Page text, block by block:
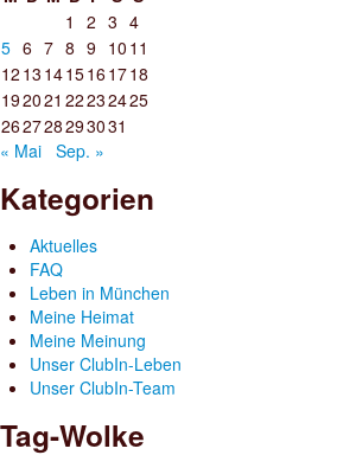
1
2 3 4
5 6 7 8 9 10 11
12 13 141516 1718
192021 22232425
262728293031
« Mai Sep. »
Kategorien
Aktuelles
FAQ
Leben in München
Meine Heimat
Meine Meinung
Unser ClubIn-Leben
Unser ClubIn-Team
Tag-Wolke